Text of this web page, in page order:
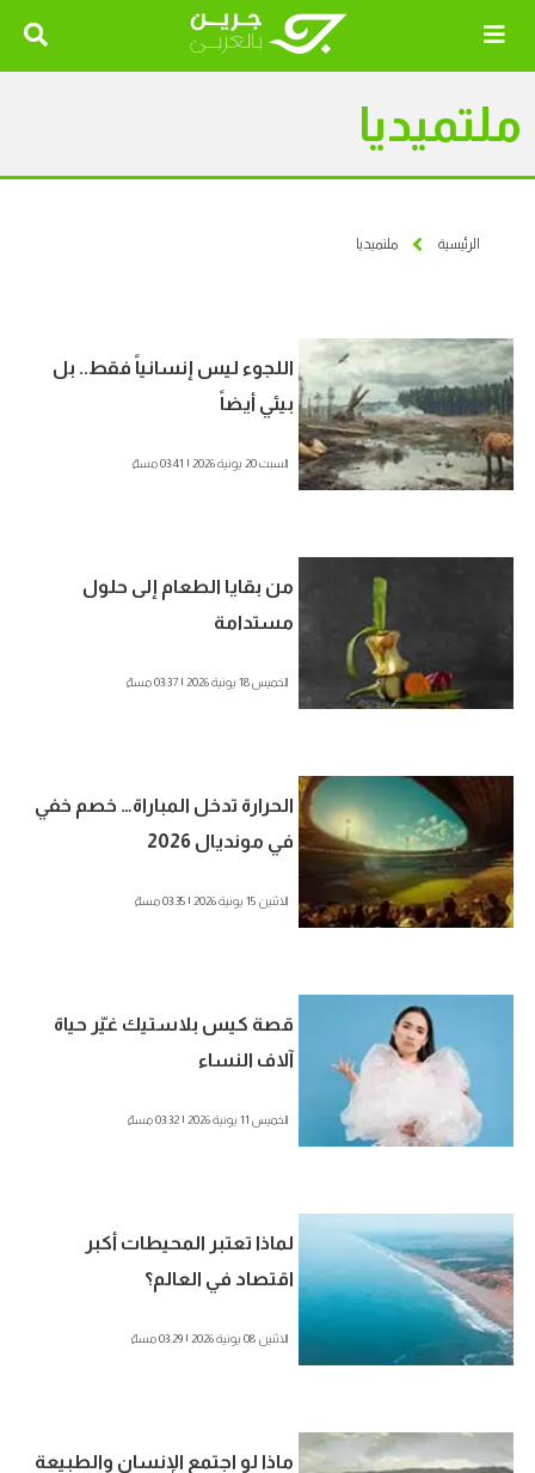
ملتميديا
الرئيسية ملتميديا
اللجوء ليس إنسانياً فقط.. بل
بيئي أيضاً
السبت 20 يونية 2026 | 03:41 مساءً
من بقايا الطعام إلى حلول
مستدامة
الخميس 18 يونية 2026 | 03:37 مساءً
الحرارة تدخل المباراة… خصم خفي
في مونديال 2026
الاثنين 15 يونية 2026 | 03:35 مساءً
قصة كيس بلاستيك غيّر حياة
آلاف النساء
الخميس 11 يونية 2026 | 03:32 مساءً
لماذا تعتبر المحيطات أكبر
اقتصاد في العالم؟
الاثنين 08 يونية 2026 | 03:29 مساءً
ماذا لو اجتمع الإنسان والطبيعة